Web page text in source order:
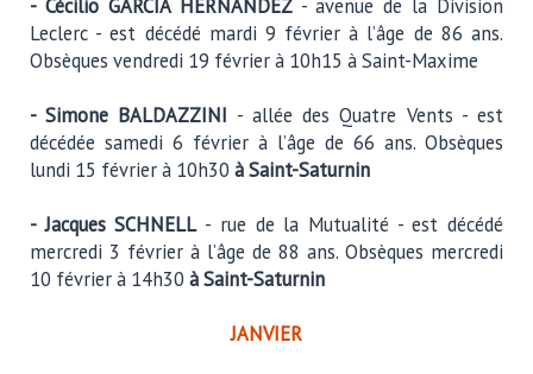
- Cécilio GARCIA HERNANDEZ- avenue de la Division
Leclerc - est décédé mardi 9 février à l’âge de 86 ans.
Obsèques vendredi 19 février à 10h15 à Saint-Maxime
- Simone BALDAZZINI - allée des Quatre Vents - est
décédée samedi 6 février à l’âge de 66 ans. Obsèques
lundi 15 février à 10h30 à Saint-Saturnin
- Jacques SCHNELL- rue de la Mutualité - est décédé
mercredi 3 février à l’âge de 88 ans. Obsèques mercredi
10 février à 14h30 à Saint-Saturnin
JANVIER